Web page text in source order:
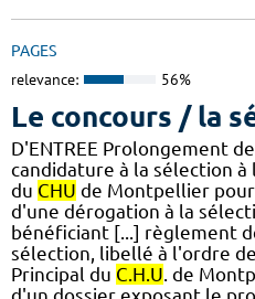
PAGES
relevance: 56%
Le concours / la
D'ENTREE Prolongement
candidature à la sélection
du CHU de Montpellier
d'une dérogation à la
bénéficiant [...] règlement
sélection, libellé à l'ordre
Principal du C.H.U. de